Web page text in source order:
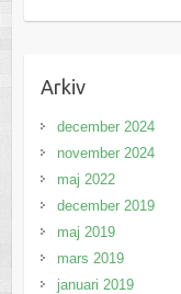
Arkiv
december 2024
november 2024
maj 2022
december 2019
maj 2019
mars 2019
januari 2019